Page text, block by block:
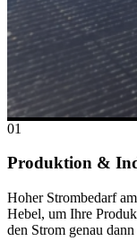
01
Produktion &
Hoher Strombedarf
Hebel, um Ihre
den Strom genau